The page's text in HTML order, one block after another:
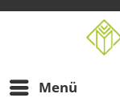
Menü